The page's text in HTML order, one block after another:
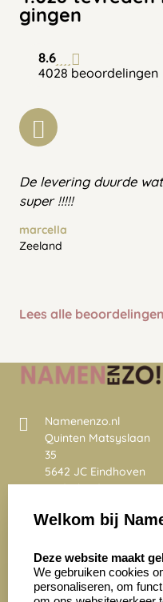
gingen
8.6
4028 beoordelingen
De levering duurde
super !!!!!
marcella
Zeeland
Lees alle beoordelingen
Namenenzo.nl
Quinten Matsyslaan
35
5642 JC Eindhoven
Nederland
4028 beoordelingen
Welkom bij
Deze website maakt
We gebruiken cookies
personaliseren, om